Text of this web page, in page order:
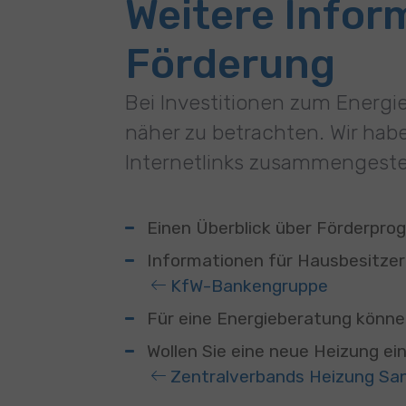
Weitere
Förderung
Bei Investitionen zum
näher zu betrachten. Wir
Internetlinks
Einen Überblick über
Informationen für
KfW-Bankengruppe
Für eine Energieberatung
Wollen Sie eine neue Heizung
Zentralverbands Heizung